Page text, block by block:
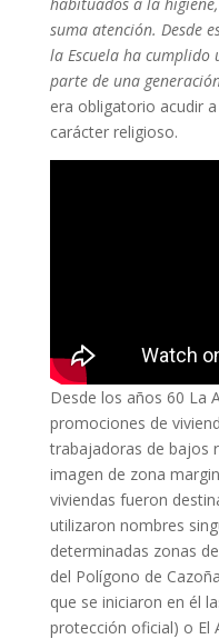
suma atención. Desde
la Escuela ha
parte de una
era obligatorio acudir
carácter religioso.
Desde los años 60 La
promociones de
trabajadoras de bajos
imagen de zona
viviendas fueron
utilizaron nombres
determinadas zonas
del Polígono de
que se iniciaron en él
protección oficial) o El